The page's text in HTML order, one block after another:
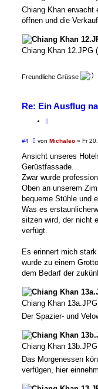
Chiang Khan erwacht
öffnen und die
Chiang Khan 12.JPG
Freundliche Grüsse
Re: Ein Ausflug
#4
B
i
r
a
von Michaleo » Fr
Ansicht unseres
Gerüstfassade.
Zwar wurde
Oben an unserem
bequeme Stühle und
Was es
sitzen wird, der nicht
verfügt.
Es erinnert mich
wurde zu einem
dem Bedarf der
Chiang Khan
Der Spazier- und
Chiang Khan
Das Morgenessen
verfügen, hier